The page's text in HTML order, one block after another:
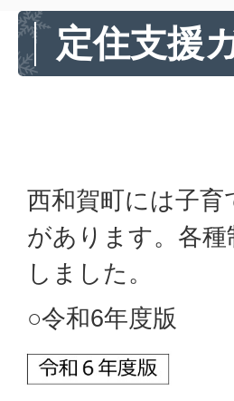
定住支援
西和賀町には子
があります。各
しました。
○令和6年度版